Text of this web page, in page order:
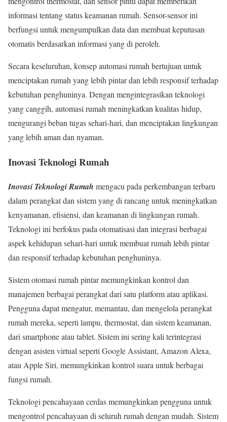
informasi tentang status keamanan rumah. Sensor-sensor ini
berfungsi untuk mengumpulkan data dan membuat keputusan
otomatis berdasarkan informasi yang di peroleh.
Secara keseluruhan, konsep automasi rumah bertujuan untuk
menciptakan rumah yang lebih pintar dan lebih responsif terhadap
kebutuhan penghuninya. Dengan mengintegrasikan teknologi
yang canggih, automasi rumah meningkatkan kualitas hidup,
mengurangi beban tugas sehari-hari, dan menciptakan lingkungan
yang lebih aman dan nyaman.
Inovasi Teknologi Rumah
Inovasi Teknologi Rumah mengacu pada perkembangan terbaru
dalam perangkat dan sistem yang di rancang untuk meningkatkan
kenyamanan, efisiensi, dan keamanan di lingkungan rumah.
Teknologi ini berfokus pada otomatisasi dan integrasi berbagai
aspek kehidupan sehari-hari untuk membuat rumah lebih pintar
dan responsif terhadap kebutuhan penghuninya.
Sistem otomasi rumah pintar memungkinkan kontrol dan
manajemen berbagai perangkat dari satu platform atau aplikasi.
Pengguna dapat mengatur, memantau, dan mengelola perangkat
rumah mereka, seperti lampu, thermostat, dan sistem keamanan,
dari smartphone atau tablet. Sistem ini sering kali terintegrasi
dengan asisten virtual seperti Google Assistant, Amazon Alexa,
atau Apple Siri, memungkinkan kontrol suara untuk berbagai
fungsi rumah.
Teknologi pencahayaan cerdas memungkinkan pengguna untuk
mengontrol pencahayaan di seluruh rumah dengan mudah. Sistem